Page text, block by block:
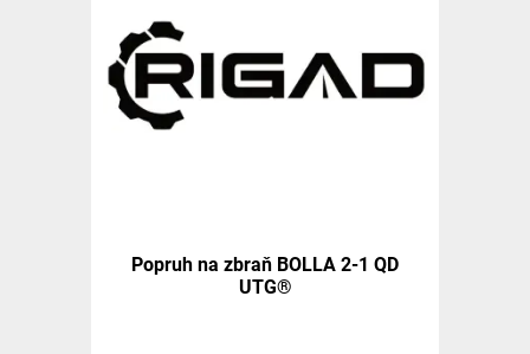
Popruh na zbraň BOLLA 2-1 QD
UTG®